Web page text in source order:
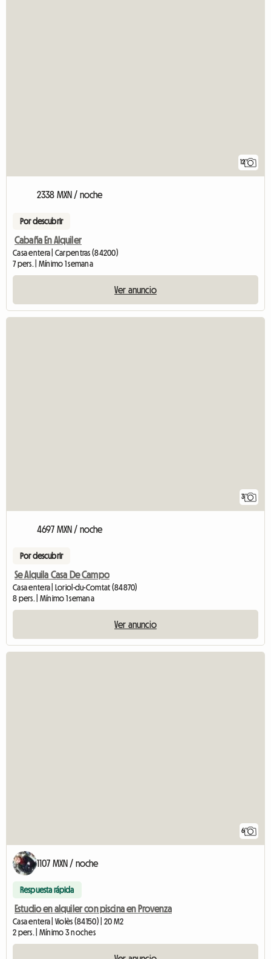
12
2338 MXN / noche
Por descubrir
Cabaña En Alquiler
Casa entera | Carpentras (84200)
7 pers. | Mínimo 1 semana
Ver anuncio
3
4697 MXN / noche
Por descubrir
Se Alquila Casa De Campo
Casa entera | Loriol-du-Comtat (84870)
8 pers. | Mínimo 1 semana
Ver anuncio
6
1107 MXN / noche
Respuesta rápida
Estudio en alquiler con piscina en Provenza
Casa entera | Violès (84150) | 20 M2
2 pers. | Mínimo 3 noches